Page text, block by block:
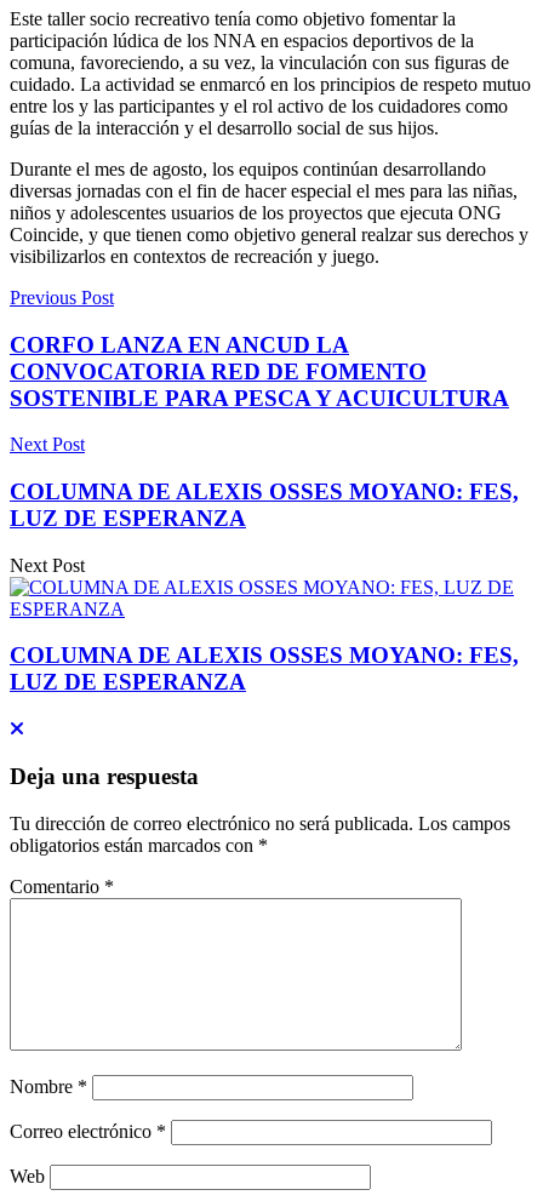
Este taller socio recreativo tenía como objetivo fomentar la
participación lúdica de los NNA en espacios deportivos de la
comuna, favoreciendo, a su vez, la vinculación con sus figuras de
cuidado. La actividad se enmarcó en los principios de respeto mutuo
entre los y las participantes y el rol activo de los cuidadores como
guías de la interacción y el desarrollo social de sus hijos.
Durante el mes de agosto, los equipos continúan desarrollando
diversas jornadas con el fin de hacer especial el mes para las niñas,
niños y adolescentes usuarios de los proyectos que ejecuta ONG
Coincide, y que tienen como objetivo general realzar sus derechos y
visibilizarlos en contextos de recreación y juego.
Previous Post
CORFO LANZA EN ANCUD LA
CONVOCATORIA RED DE FOMENTO
SOSTENIBLE PARA PESCA Y ACUICULTURA
Next Post
COLUMNA DE ALEXIS OSSES MOYANO: FES,
LUZ DE ESPERANZA
Next Post
COLUMNA DE ALEXIS OSSES MOYANO: FES,
LUZ DE ESPERANZA
Deja una respuesta
Tu dirección de correo electrónico no será publicada. Los campos
obligatorios están marcados con *
Comentario *
Nombre *
Correo electrónico *
Web